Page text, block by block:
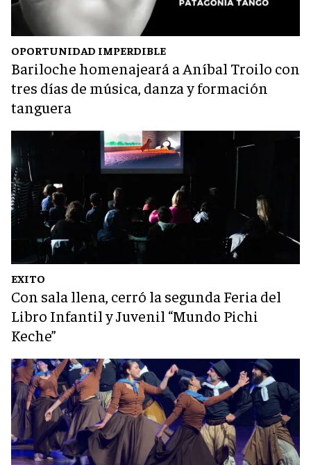
OPORTUNIDAD IMPERDIBLE
Bariloche homenajeará a Aníbal Troilo con
tres días de música, danza y formación
tanguera
EXITO
Con sala llena, cerró la segunda Feria del
Libro Infantil y Juvenil “Mundo Pichi
Keche”